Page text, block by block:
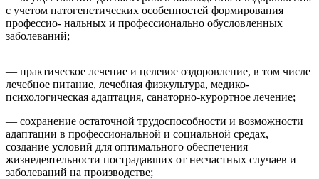
с учетом патогенетических особенностей формирования
профессио- нальных и профессионально обусловленных
заболеваний;
— практическое лечение и целевое оздоровление, в том числе
лечебное питание, лечебная физкультура, медико-
психологическая адаптация, санаторно-курортное лечение;
— сохранение остаточной трудоспособности и возможности
адаптации в профессиональной и социальной средах,
создание условий для оптимального обеспечения
жизнедеятельности пострадавших от несчастных случаев и
заболеваний на производстве;